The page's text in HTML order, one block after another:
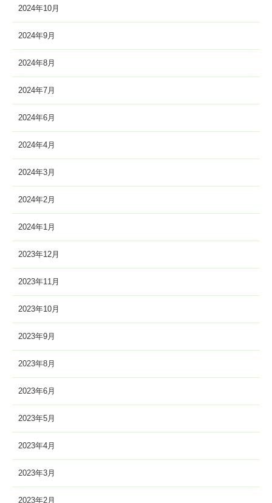
2024年10月
2024年9月
2024年8月
2024年7月
2024年6月
2024年4月
2024年3月
2024年2月
2024年1月
2023年12月
2023年11月
2023年10月
2023年9月
2023年8月
2023年6月
2023年5月
2023年4月
2023年3月
2023年2月